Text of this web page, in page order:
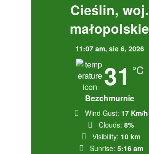
Cieślin, woj.
małopolskie
11:07 am, sie 6, 2026
31 °C
Bezchmurnie
Wind Gust: 17 Km/h
Clouds: 8%
Visibility: 10 km
Sunrise: 5:16 am